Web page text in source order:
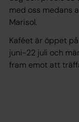
med oss medans
Marisol.
Kaféet är öppet
juni-22 juli och
fram emot att